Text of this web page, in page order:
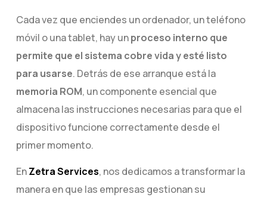
Cada vez que enciendes un ordenador, un teléfono
móvil o una tablet, hay unproceso interno que
permite que el sistema cobre vida y esté listo
para usarse. Detrás de ese arranque está la
memoria ROM, un componente esencial que
almacena las instrucciones necesarias para que el
dispositivo funcione correctamente desde el
primer momento.
EnZetra Services, nos dedicamos a transformar la
manera en que las empresas gestionan su